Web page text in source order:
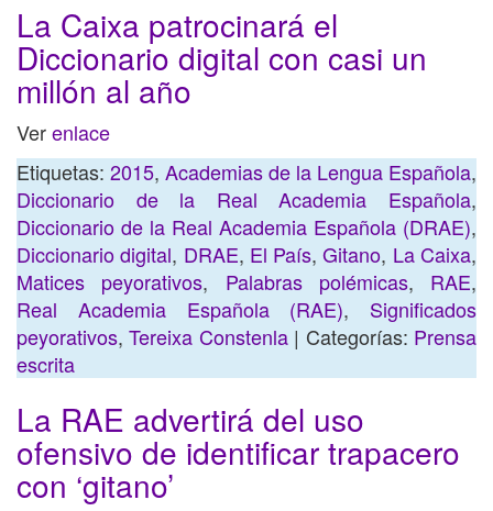
La Caixa patrocinará el
Diccionario digital con casi un
millón al año
Verenlace
Etiquetas: 2015, Academias de la Lengua Española,
Diccionario de la Real Academia Española,
Diccionario de la Real Academia Española (DRAE),
Diccionario digital, DRAE, El País,Gitano, La Caixa,
Matices peyorativos, Palabras polémicas, RAE,
Real Academia Española (RAE), Significados
peyorativos,Tereixa Constenla| Categorías: Prensa
escrita
La RAE advertirá del uso
ofensivo de identificar trapacero
con ‘gitano’